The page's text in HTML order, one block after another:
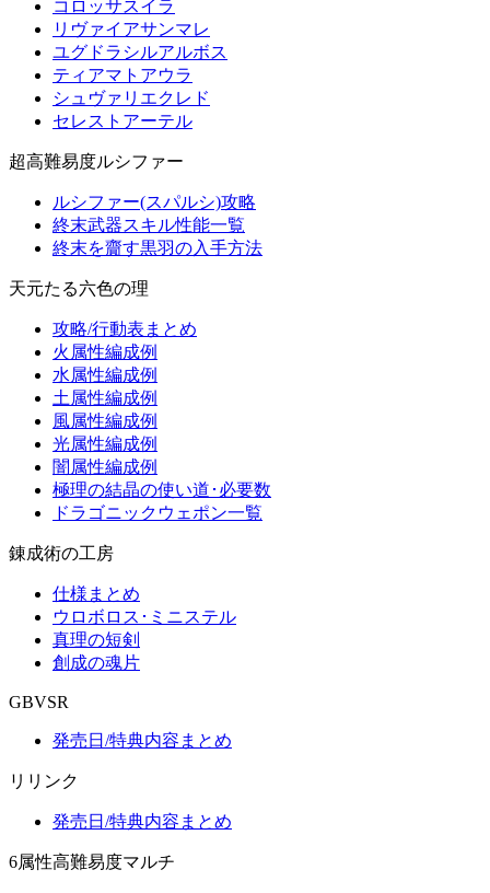
コロッサスイラ
リヴァイアサンマレ
ユグドラシルアルボス
ティアマトアウラ
シュヴァリエクレド
セレストアーテル
超高難易度ルシファー
ルシファー(スパルシ)攻略
終末武器スキル性能一覧
終末を齎す黒羽の入手方法
天元たる六色の理
攻略/行動表まとめ
火属性編成例
水属性編成例
土属性編成例
風属性編成例
光属性編成例
闇属性編成例
極理の結晶の使い道･必要数
ドラゴニックウェポン一覧
錬成術の工房
仕様まとめ
ウロボロス･ミニステル
真理の短剣
創成の魂片
GBVSR
発売日/特典内容まとめ
リリンク
発売日/特典内容まとめ
6属性高難易度マルチ